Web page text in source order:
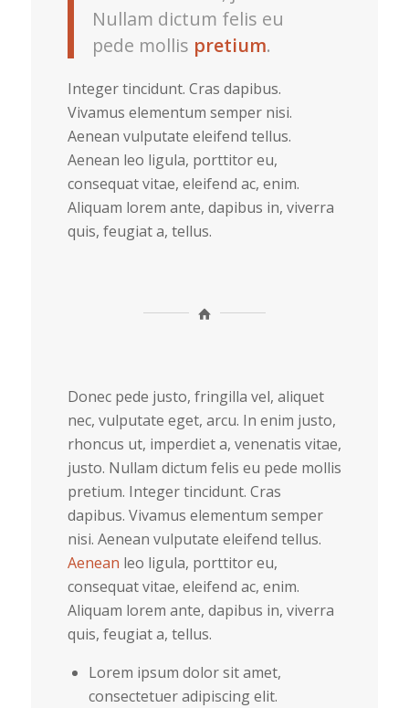
Nullam dictum felis eu
pede mollis pretium.
Integer tincidunt. Cras dapibus.
Vivamus elementum semper nisi.
Aenean vulputate eleifend tellus.
Aenean leo ligula, porttitor eu,
consequat vitae, eleifend ac, enim.
Aliquam lorem ante, dapibus in, viverra
quis, feugiat a, tellus.
Donec pede justo, fringilla vel, aliquet
nec, vulputate eget, arcu. In enim justo,
rhoncus ut, imperdiet a, venenatis vitae,
justo. Nullam dictum felis eu pede mollis
pretium. Integer tincidunt. Cras
dapibus. Vivamus elementum semper
nisi. Aenean vulputate eleifend tellus.
Aenean leo ligula, porttitor eu,
consequat vitae, eleifend ac, enim.
Aliquam lorem ante, dapibus in, viverra
quis, feugiat a, tellus.
Lorem ipsum dolor sit amet,
consectetuer adipiscing elit.